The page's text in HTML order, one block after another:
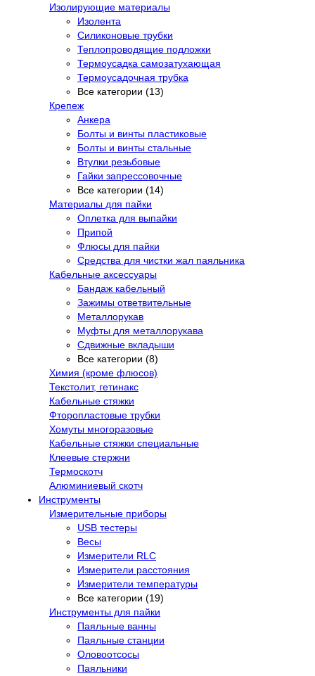
Изолирующие материалы
Изолента
Силиконовые трубки
Теплопроводящие подложки
Термоусадка самозатухающая
Термоусадочная трубка
Все категории (13)
Крепеж
Анкера
Болты и винты пластиковые
Болты и винты стальные
Втулки резьбовые
Гайки запрессовочные
Все категории (14)
Материалы для пайки
Оплетка для выпайки
Припой
Флюсы для пайки
Средства для чистки жал паяльника
Кабельные аксессуары
Бандаж кабельный
Зажимы ответвительные
Металлорукав
Муфты для металлорукава
Сдвижные вкладыши
Все категории (8)
Химия (кроме флюсов)
Текстолит, гетинакс
Кабельные стяжки
Фторопластовые трубки
Хомуты многоразовые
Кабельные стяжки специальные
Клеевые стержни
Термоскотч
Алюминиевый скотч
Инструменты
Измерительные приборы
USB тестеры
Весы
Измерители RLC
Измерители расстояния
Измерители температуры
Все категории (19)
Инструменты для пайки
Паяльные ванны
Паяльные станции
Оловоотсосы
Паяльники